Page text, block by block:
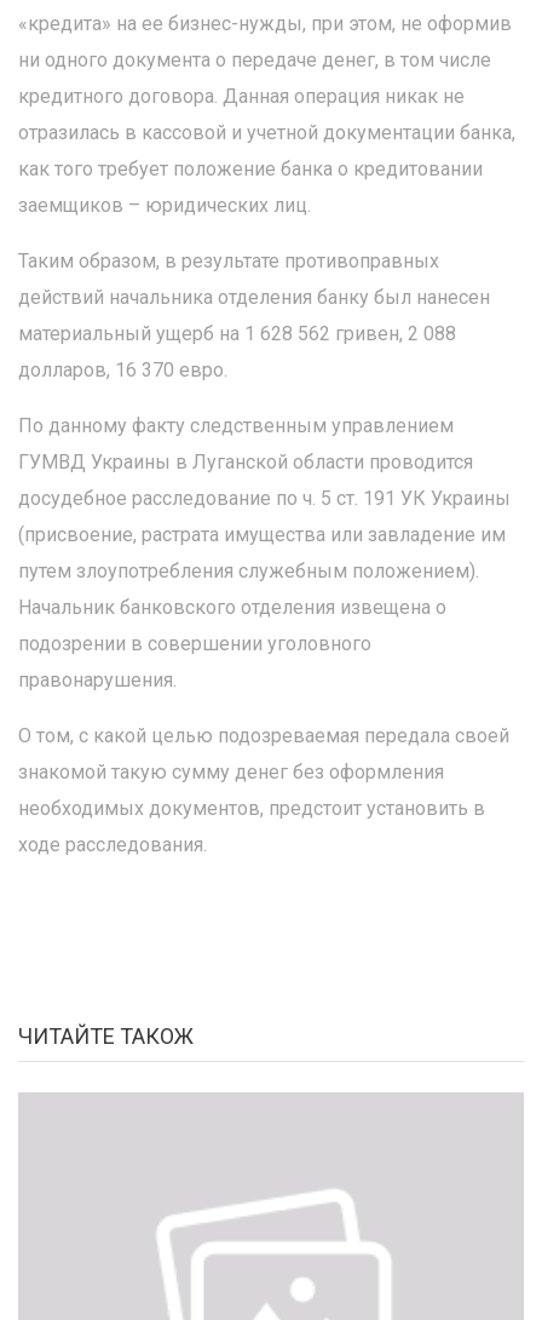
«кредита» на ее бизнес-нужды, при этом, не оформив
ни одного документа о передаче денег, в том числе
кредитного договора. Данная операция никак не
отразилась в кассовой и учетной документации банка,
как того требует положение банка о кредитовании
заемщиков – юридических лиц.
Таким образом, в результате противоправных
действий начальника отделения банку был нанесен
материальный ущерб на 1 628 562 гривен, 2 088
долларов, 16 370 евро.
По данному факту следственным управлением
ГУМВД Украины в Луганской области проводится
досудебное расследование по ч. 5 ст. 191 УК Украины
(присвоение, растрата имущества или завладение им
путем злоупотребления служебным положением).
Начальник банковского отделения извещена о
подозрении в совершении уголовного
правонарушения.
О том, с какой целью подозреваемая передала своей
знакомой такую сумму денег без оформления
необходимых документов, предстоит установить в
ходе расследования.
ЧИТАЙТЕ ТАКОЖ